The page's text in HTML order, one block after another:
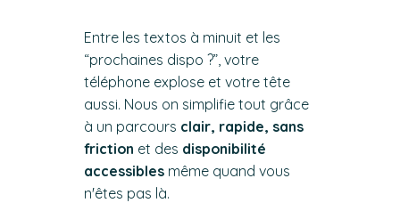
Entre les textos à minuit et les
“prochaines dispo ?”, votre
téléphone explose et votre tête
aussi. Nous on simplifie tout grâce
à un parcours clair, rapide, sans
friction et des disponibilité
accessibles même quand vous
n'êtes pas là.